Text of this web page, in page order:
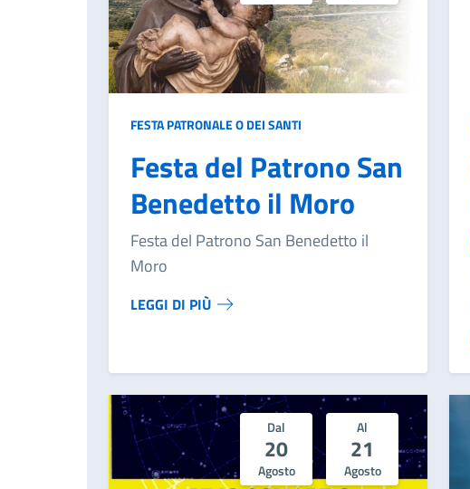
FESTA PATRONALE O DEI SANTI
Festa del Patrono San
Benedetto il Moro
Festa del Patrono San Benedetto il
Moro
LEGGI DI PIÙ
Dal
20
Agosto
Al
21
Agosto